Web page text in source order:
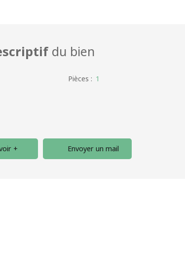
du bien
Pièces : 1
+ Envoyer un mail